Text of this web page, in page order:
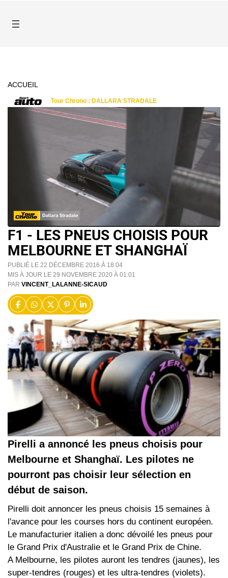
ACCUEIL
F1 - LES PNEUS CHOISIS POUR
MELBOURNE ET SHANGHAÏ
PUBLIÉ LE 22 DÉCEMBRE 2016 À 18:04
MIS À JOUR LE 29 NOVEMBRE 2020 À 01:01
PAR VINCENT_LALANNE-SICAUD
Pirelli a annoncé les pneus choisis pour
Melbourne et Shanghaï. Les pilotes ne
pourront pas choisir leur sélection en
début de saison.
Pirelli doit annoncer les pneus choisis 15 semaines à
l'avance pour les courses hors du continent européen.
Le manufacturier italien a donc dévoilé les pneus pour
le Grand Prix d'Australie et le Grand Prix de Chine.
A Melbourne, les pilotes auront les tendres (jaunes), les
super-tendres (rouges) et les ultra-tendres (violets).